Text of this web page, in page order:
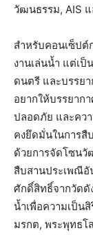
วัฒนธรรม, AIS
สำหรับคอนเซ็ปต์
งานเล่นน้ำ แต่เป็
ดนตรี และบรรย
อยากให้บรรยาก
ปลอดภัย และคว
คงยึดมั่นในการสื
ด้วยการจัดโซนวั
สืบสานประเพณี
ศักดิ์สิทธิ์จากวัดดั
น้ำเพื่อความเป็น
มรกต, พระพุทธโ